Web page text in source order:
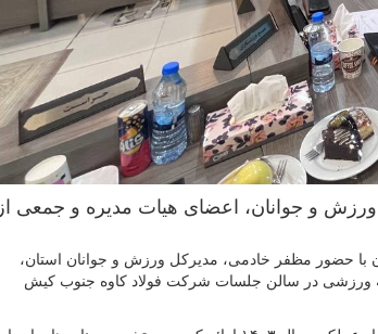
و جوانان، اعضای هیات مدیره و جمعی از
حضور مظفر خادمی، مدیرکل ورزش و جوانان استان،
ورزشی در سالن جلسات شرکت فولاد کاوه جنوب کیش